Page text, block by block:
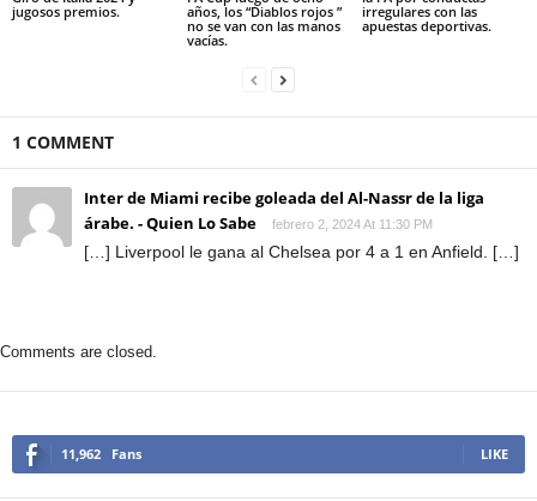
jugosos premios.
años, los “Diablos rojos ”
no se van con las manos
vacías.
irregulares con las
apuestas deportivas.
1 COMMENT
Inter de Miami recibe goleada del Al-Nassr de la liga
árabe. - Quien Lo Sabe
febrero 2, 2024 At 11:30 PM
[…] Liverpool le gana al Chelsea por 4 a 1 en Anfield. […]
Comments are closed.
11,962 Fans LIKE